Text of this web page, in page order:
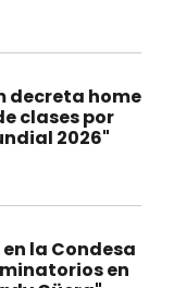
decreta home
clases por
2026"
la Condesa
en